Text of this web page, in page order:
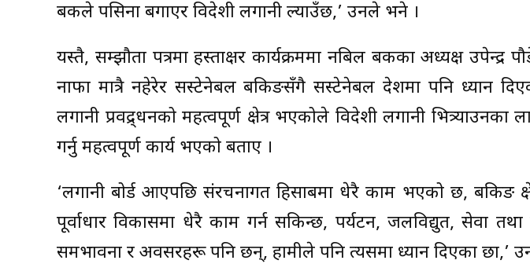
बैंकले पसिना बगाएर विदेशी लगानी ल्याउँछ,’ उनले भने ।
यस्तै, सम्झौता पत्रमा हस्ताक्षर कार्यक्रममा नबिल बैंकका अध्यक्ष
नाफा मात्रै नहेरेर सस्टेनेबल बैंकिङसँगै सस्टेनेबल देशमा पनि ध्यान
लगानी प्रवद्र्धनको महत्वपूर्ण क्षेत्र भएकोले विदेशी लगानी
गर्नु महत्वपूर्ण कार्य भएको बताए ।
‘लगानी बोर्ड आएपछि संरचनागत हिसाबमा धेरै काम भएको छ, बैंकिङ
पूर्वाधार विकासमा धेरै काम गर्न सकिन्छ, पर्यटन, जलविद्युत, सेवा तथा
समभावना र अवसरहरू पनि छन्, हामीले पनि त्यसमा ध्यान दिएका छौं,’